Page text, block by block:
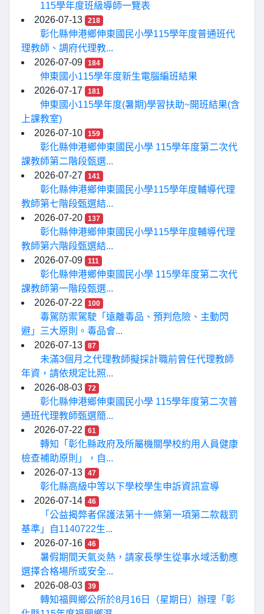
115學年度班級導師一覽表
2026-07-13
218
彰化縣伸港鄉伸東國民小學115學年度普通班代
理教師、調府代理教...
2026-07-09
184
伸東國小115學年度新生電腦編班結果
2026-07-17
181
伸東國小115學年度(暑期)學習扶助~開班結果(含
上課教室)
2026-07-10
159
彰化縣伸港鄉伸東國民小學 115學年度第二次代
課教師第二階段甄選...
2026-07-27
141
彰化縣伸港鄉伸東國民小學115學年度輔導代理
教師第七階段甄選結...
2026-07-20
137
彰化縣伸港鄉伸東國民小學115學年度輔導代理
教師第六階段甄選結...
2026-07-09
111
彰化縣伸港鄉伸東國民小學 115學年度第二次代
課教師第一階段甄選...
2026-07-22
100
毒駕防禦駕駛「遠離毒品、預判危險、主動閃
避」三大原則。毒品會...
2026-07-13
87
未滿3個月之代理教師擬採計職前曾任代理教師
年資，請依規定比照...
2026-08-03
72
彰化縣伸港鄉伸東國民小學 115學年度第二次普
通班代理教師甄選簡...
2026-07-22
61
轉知「彰化縣政府及所屬機關學校約用人員健康
檢查補助原則」，自...
2026-07-13
47
彰化縣高級中等以下學校學生申訴資訊宣導
2026-07-14
46
「公益揭弊者保護法第十一條第一項第二款裁罰
基準」自1140722生...
2026-07-16
46
暑假期間天氣炎熱，請家長學生從事水域活動應
選擇合格場所或安全...
2026-08-03
39
轉知福興鄉公所於8月16日（星期日）辦理「彰